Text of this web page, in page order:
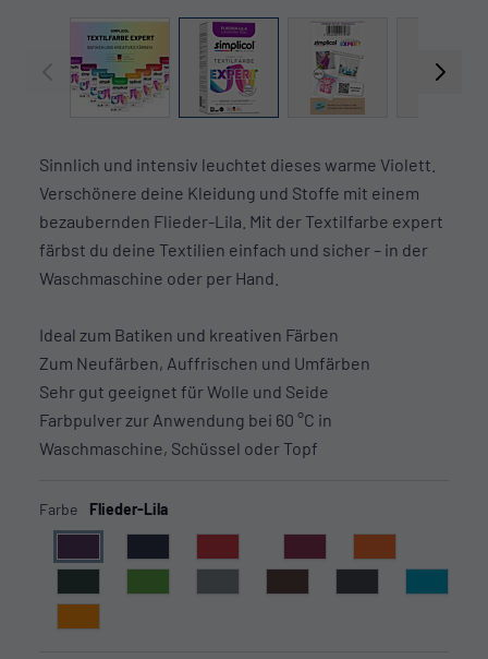
View larger imageView larger imageView larger image
Sinnlich und intensiv leuchtet dieses warme Violett.
Verschönere deine Kleidung und Stoffe mit einem
bezaubernden Flieder-Lila. Mit der Textilfarbe expert
färbst du deine Textilien einfach und sicher – in der
Waschmaschine oder per Hand.
Ideal zum Batiken und kreativen Färben
Zum Neufärben, Auffrischen und Umfärben
Sehr gut geeignet für Wolle und Seide
Farbpulver zur Anwendung bei 60 °C in
Waschmaschine, Schüssel oder Topf
Farbe Flieder-Lila